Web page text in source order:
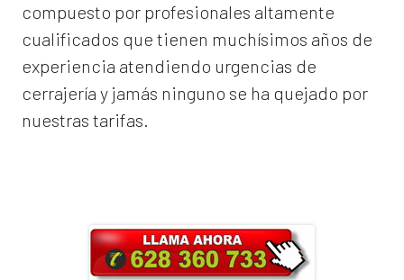
compuesto por profesionales altamente
cualificados que tienen muchísimos años de
experiencia atendiendo urgencias de
cerrajería y jamás ninguno se ha quejado por
nuestras tarifas.